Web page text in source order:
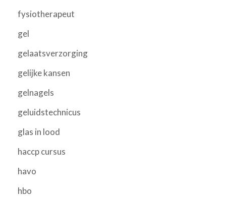
fysiotherapeut
gel
gelaatsverzorging
gelijke kansen
gelnagels
geluidstechnicus
glas in lood
haccp cursus
havo
hbo